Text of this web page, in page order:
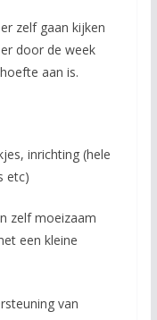
zelf gaan kijken
door de week
aan is.
inrichting (hele
etc)
moeizaam
een kleine
van